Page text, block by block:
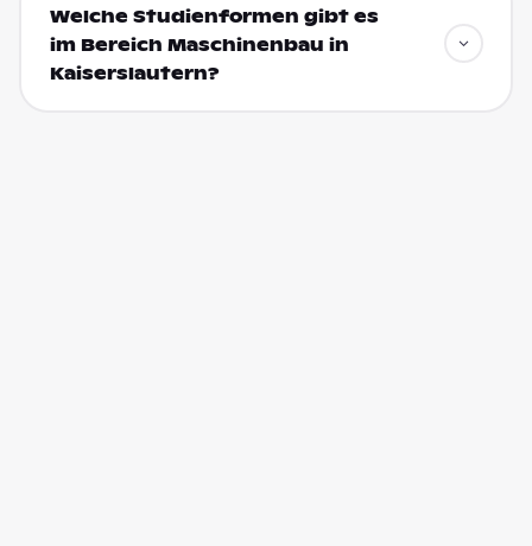
Welche Studienformen gibt es
im Bereich Maschinenbau in
Kaiserslautern?